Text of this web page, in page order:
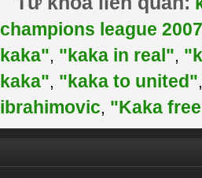
champions league 2007
kaka", "kaka in real",
kaka", "kaka to united",
ibrahimovic, "Kaka